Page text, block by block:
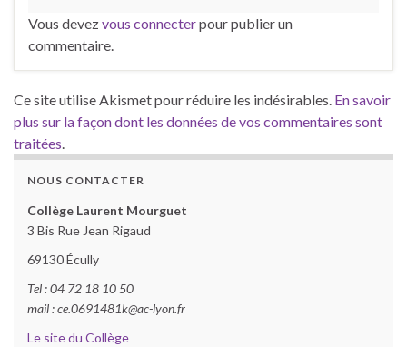
Vous devezvous connecterpour publier un
commentaire.
Ce site utilise Akismet pour réduire les indésirables. En savoir
plus sur la façon dont les données de vos commentaires sont
traitées.
NOUS CONTACTER
Collège Laurent Mourguet
3 Bis Rue Jean Rigaud
69130 Écully
Tel : 04 72 18 10 50
mail : ce.0691481k@ac-lyon.fr
Le site du Collège